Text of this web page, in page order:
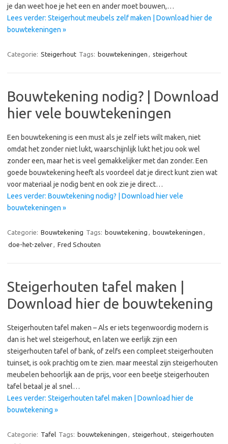
je dan weet hoe je het een en ander moet bouwen,…
Lees verder: Steigerhout meubels zelf maken | Download hier de
bouwtekeningen »
Categorie: Steigerhout Tags: bouwtekeningen , steigerhout
Bouwtekening nodig? | Download
hier vele bouwtekeningen
Een bouwtekening is een must als je zelf iets wilt maken, niet
omdat het zonder niet lukt, waarschijnlijk lukt het jou ook wel
zonder een, maar het is veel gemakkelijker met dan zonder. Een
goede bouwtekening heeft als voordeel dat je direct kunt zien wat
voor materiaal je nodig bent en ook zie je direct…
Lees verder: Bouwtekening nodig? | Download hier vele
bouwtekeningen »
Categorie: Bouwtekening Tags: bouwtekening , bouwtekeningen ,
doe-het-zelver, Fred Schouten
Steigerhouten tafel maken |
Download hier de bouwtekening
Steigerhouten tafel maken – Als er iets tegenwoordig modern is
dan is het wel steigerhout, en laten we eerlijk zijn een
steigerhouten tafel of bank, of zelfs een compleet steigerhouten
tuinset, is ook prachtig om te zien. maar meestal zijn steigerhouten
meubelen behoorlijk aan de prijs, voor een beetje steigerhouten
tafel betaal je al snel…
Lees verder: Steigerhouten tafel maken | Download hier de
bouwtekening »
Categorie: Tafel Tags: bouwtekeningen , steigerhout, steigerhouten